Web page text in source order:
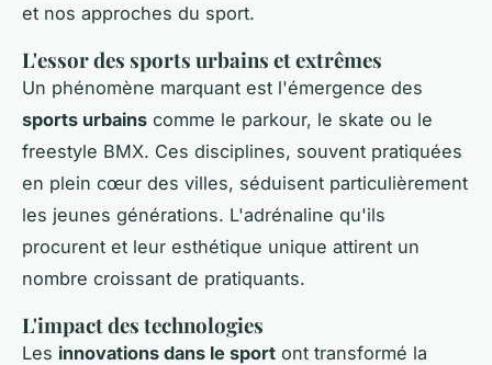
et nos approches du sport.
L'essor des sports urbains et extrêmes
Un phénomène marquant est l'émergence des
sports urbains comme le parkour, le skate ou le
freestyle BMX. Ces disciplines, souvent pratiquées
en plein cœur des villes, séduisent particulièrement
les jeunes générations. L'adrénaline qu'ils
procurent et leur esthétique unique attirent un
nombre croissant de pratiquants.
L'impact des technologies
Les innovations dans le sport ont transformé la